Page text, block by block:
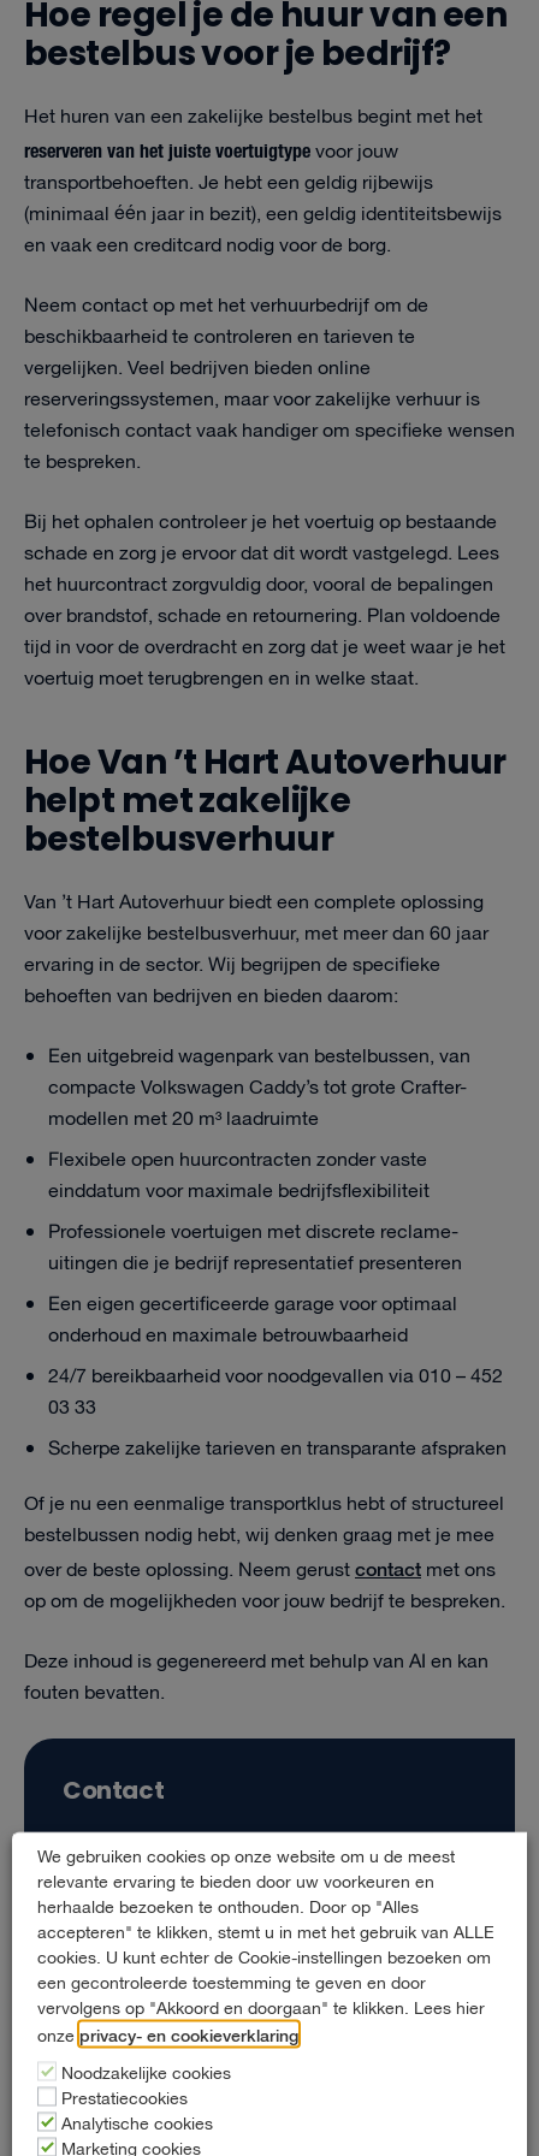
Hoe regel je de huur van een
bestelbus voor je bedrijf?
Het huren van een zakelijke bestelbus begint met het
reserveren van het juiste voertuigtypevoor jouw
transportbehoeften. Je hebt een geldig rijbewijs
(minimaal één jaar in bezit), een geldig identiteitsbewijs
en vaak een creditcard nodig voor de borg.
Neem contact op met het verhuurbedrijf om de
beschikbaarheid te controleren en tarieven te
vergelijken. Veel bedrijven bieden online
reserveringssystemen, maar voor zakelijke verhuur is
telefonisch contact vaak handiger om specifieke wensen
te bespreken.
Bij het ophalen controleer je het voertuig op bestaande
schade en zorg je ervoor dat dit wordt vastgelegd. Lees
het huurcontract zorgvuldig door, vooral de bepalingen
over brandstof, schade en retournering. Plan voldoende
tijd in voor de overdracht en zorg dat je weet waar je het
voertuig moet terugbrengen en in welke staat.
Hoe Van ’t Hart Autoverhuur
helpt met zakelijke
bestelbusverhuur
Van ’t Hart Autoverhuur biedt een complete oplossing
voor zakelijke bestelbusverhuur, met meer dan 60 jaar
ervaring in de sector. Wij begrijpen de specifieke
behoeften van bedrijven en bieden daarom:
Een uitgebreid wagenpark van bestelbussen, van
compacte Volkswagen Caddy’s tot grote Crafter-
modellen met 20 m³ laadruimte
Flexibele open huurcontracten zonder vaste
einddatum voor maximale bedrijfsflexibiliteit
Professionele voertuigen met discrete reclame-
uitingen die je bedrijf representatief presenteren
Een eigen gecertificeerde garage voor optimaal
onderhoud en maximale betrouwbaarheid
24/7 bereikbaarheid voor noodgevallen via 010 – 452
03 33
Scherpe zakelijke tarieven en transparante afspraken
Of je nu een eenmalige transportklus hebt of structureel
bestelbussen nodig hebt, wij denken graag met je mee
over de beste oplossing. Neem gerustcontact met ons
op om de mogelijkheden voor jouw bedrijf te bespreken.
Deze inhoud is gegenereerd met behulp van AI en kan
fouten bevatten.
Contact
Zeppelinstraat 65
2652 XB Berkel en Rodenrijs
010 - 452 03 33
info@hartautoverhuur.nl
Openingstijden
We gebruiken cookies op onze website om u de meest
relevante ervaring te bieden door uw voorkeuren en
herhaalde bezoeken te onthouden. Door op "Alles
accepteren" te klikken, stemt u in met het gebruik van ALLE
cookies. U kunt echter de Cookie-instellingen bezoeken om
een gecontroleerde toestemming te geven en door
vervolgens op "Akkoord en doorgaan" te klikken. Lees hier
onze privacy- en cookieverklaring
Noodzakelijke cookies
Prestatiecookies
Analytische cookies
Marketing cookies